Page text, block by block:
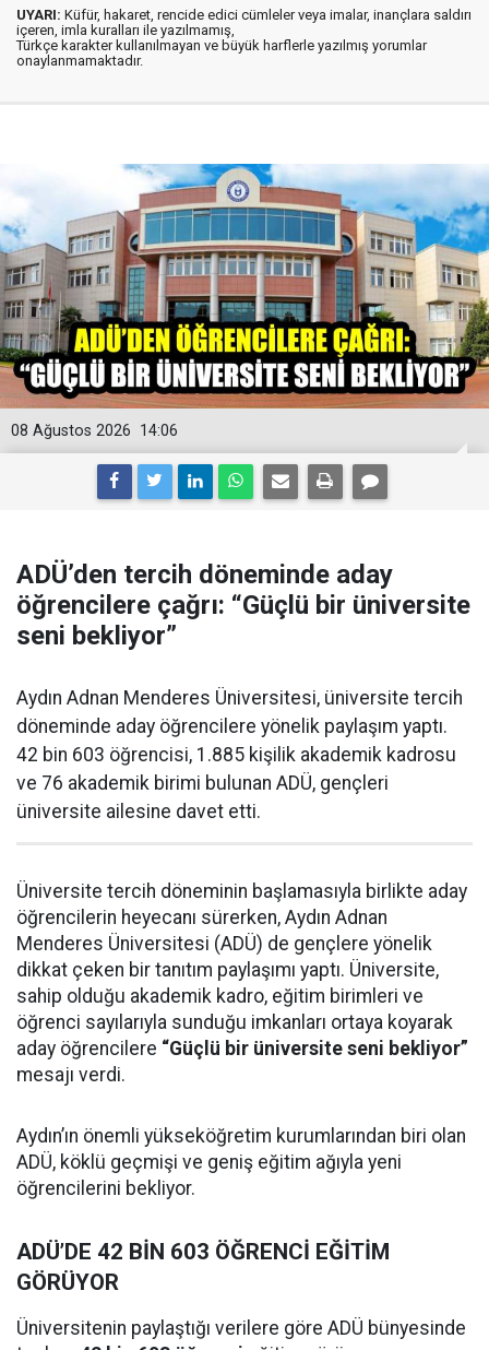
UYARI: Küfür, hakaret, rencide edici cümleler veya imalar, inançlara saldırı
içeren, imla kuralları ile yazılmamış,
Türkçe karakter kullanılmayan ve büyük harflerle yazılmış yorumlar
onaylanmamaktadır.
14:06
08 Ağustos 2026
ADÜ’den tercih döneminde aday
öğrencilere çağrı: “Güçlü bir üniversite
seni bekliyor”
Aydın Adnan Menderes Üniversitesi, üniversite tercih
döneminde aday öğrencilere yönelik paylaşım yaptı.
42 bin 603 öğrencisi, 1.885 kişilik akademik kadrosu
ve 76 akademik birimi bulunan ADÜ, gençleri
üniversite ailesine davet etti.
Üniversite tercih döneminin başlamasıyla birlikte aday
öğrencilerin heyecanı sürerken, Aydın Adnan
Menderes Üniversitesi (ADÜ) de gençlere yönelik
dikkat çeken bir tanıtım paylaşımı yaptı. Üniversite,
sahip olduğu akademik kadro, eğitim birimleri ve
öğrenci sayılarıyla sunduğu imkanları ortaya koyarak
aday öğrencilere “Güçlü bir üniversite seni bekliyor”
mesajı verdi.
Aydın’ın önemli yükseköğretim kurumlarından biri olan
ADÜ, köklü geçmişi ve geniş eğitim ağıyla yeni
öğrencilerini bekliyor.
ADÜ’DE 42 BİN 603 ÖĞRENCİ EĞİTİM
GÖRÜYOR
Üniversitenin paylaştığı verilere göre ADÜ bünyesinde